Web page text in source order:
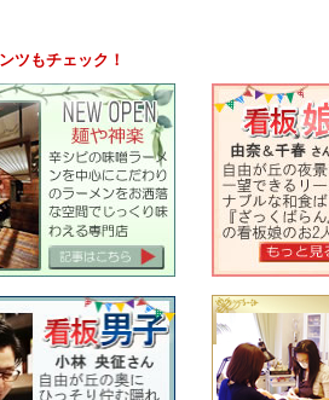
ツもチェック！